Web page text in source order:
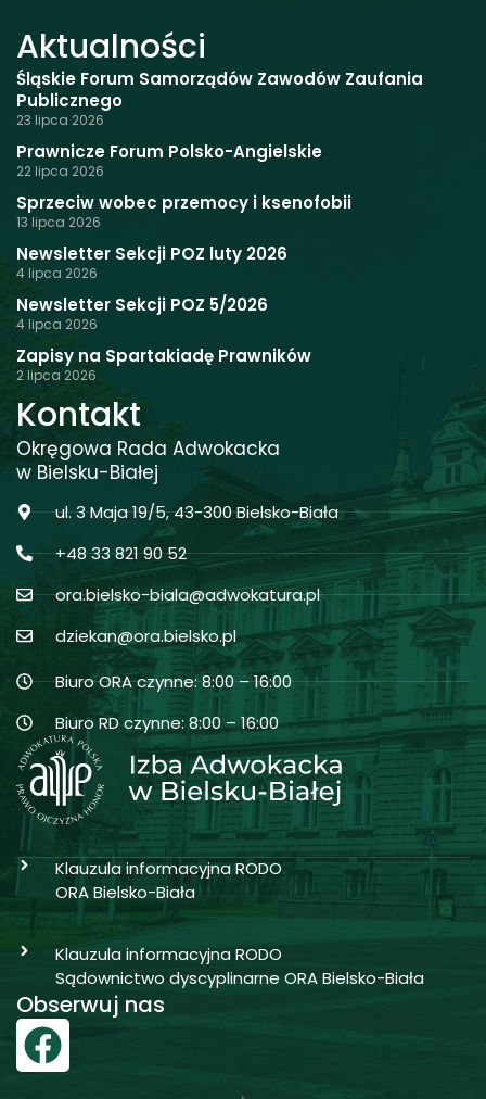
Klauzula informacyjna RODO
ORA Bielsko-Biała
Klauzula informacyjna RODO
Sądownictwo dyscyplinarne ORA Bielsko-Biała
Obserwuj nas
Aktualności
Śląskie Forum Samorządów Zawodów Zaufania
Publicznego
23 lipca 2026
Prawnicze Forum Polsko-Angielskie
22 lipca 2026
Sprzeciw wobec przemocy i ksenofobii
13 lipca 2026
Newsletter Sekcji POZ luty 2026
4 lipca 2026
Newsletter Sekcji POZ 5/2026
4 lipca 2026
Zapisy na Spartakiadę Prawników
2 lipca 2026
Kontakt
Okręgowa Rada Adwokacka
w Bielsku-Białej
ul. 3 Maja 19/5, 43-300 Bielsko-Biała
+48 33 821 90 52
ora.bielsko-biala@adwokatura.pl
dziekan@ora.bielsko.pl
Biuro ORA czynne: 8:00 – 16:00
Biuro RD czynne: 8:00 – 16:00